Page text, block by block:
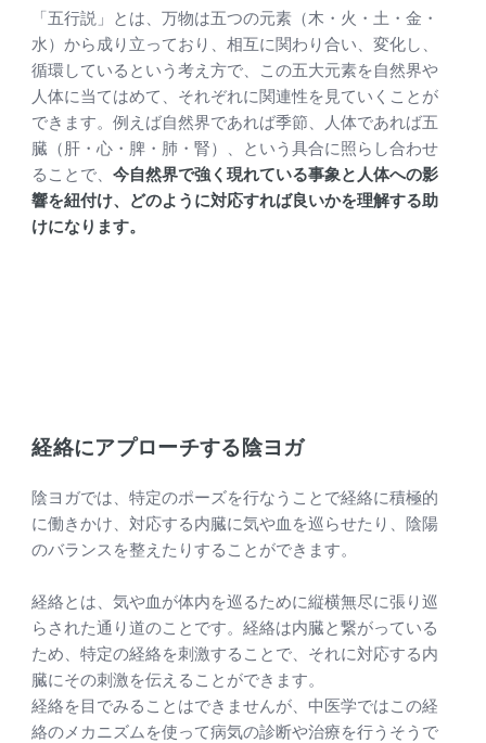
「五行説」とは、万物は五つの元素（木・火・土・金・
水）から成り立っており、相互に関わり合い、変化し、
循環しているという考え方で、この五大元素を自然界や
人体に当てはめて、それぞれに関連性を見ていくことが
できます。例えば自然界であれば季節、人体であれば五
臓（肝・心・脾・肺・腎）、という具合に照らし合わせ
ることで、今自然界で強く現れている事象と人体への影
響を紐付け、どのように対応すれば良いかを理解する助
けになります。
経絡にアプローチする陰ヨガ
陰ヨガでは、特定のポーズを行なうことで経絡に積極的
に働きかけ、対応する内臓に気や血を巡らせたり、陰陽
のバランスを整えたりすることができます。
経絡とは、気や血が体内を巡るために縦横無尽に張り巡
らされた通り道のことです。経絡は内臓と繋がっている
ため、特定の経絡を刺激することで、それに対応する内
臓にその刺激を伝えることができます。
経絡を目でみることはできませんが、中医学ではこの経
絡のメカニズムを使って病気の診断や治療を行うそうで